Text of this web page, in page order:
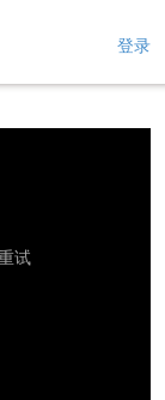
登录
试